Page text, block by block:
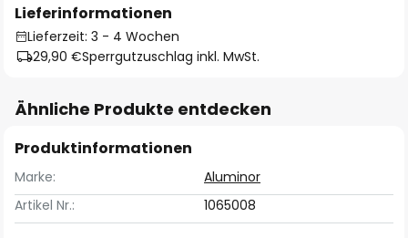
Lieferinformationen
Lieferzeit: 3 - 4 Wochen
29,90 €Sperrgutzuschlag inkl. MwSt.
Ähnliche Produkte entdecken
Produktinformationen
Marke:
Aluminor
Artikel Nr.:
1065008